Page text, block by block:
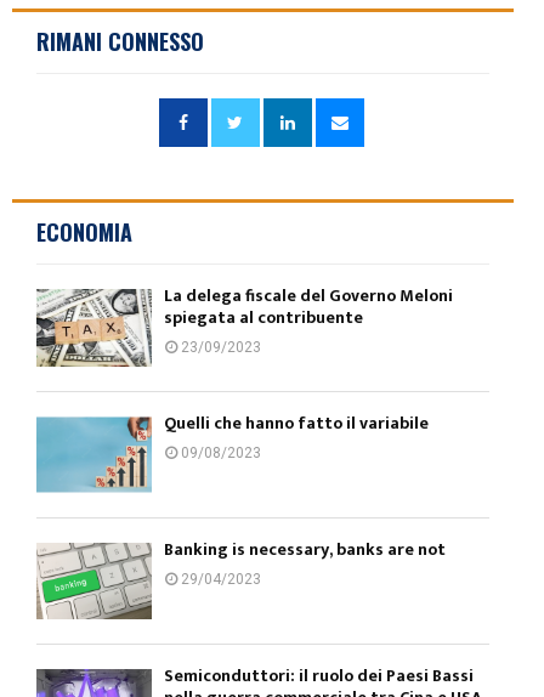
RIMANI CONNESSO
ECONOMIA
La delega fiscale del Governo Meloni
spiegata al contribuente
23/09/2023
Quelli che hanno fatto il variabile
09/08/2023
Banking is necessary, banks are not
29/04/2023
Semiconduttori: il ruolo dei Paesi Bassi